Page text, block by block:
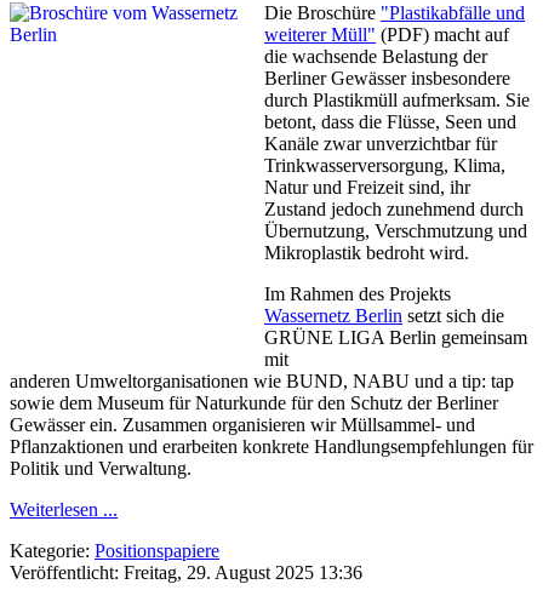
Die Broschüre "Plastikabfälle und
weiterer Müll" (PDF) macht auf
die wachsende Belastung der
Berliner Gewässer insbesondere
durch Plastikmüll aufmerksam. Sie
betont, dass die Flüsse, Seen und
Kanäle zwar unverzichtbar für
Trinkwasserversorgung, Klima,
Natur und Freizeit sind, ihr
Zustand jedoch zunehmend durch
Übernutzung, Verschmutzung und
Mikroplastik bedroht wird.
Im Rahmen des Projekts
Wassernetz Berlin setzt sich die
GRÜNE LIGA Berlin gemeinsam
mit
anderen Umweltorganisationen wie BUND, NABU und a tip: tap
sowie dem Museum für Naturkunde für den Schutz der Berliner
Gewässer ein. Zusammen organisieren wir Müllsammel- und
Pflanzaktionen und erarbeiten konkrete Handlungsempfehlungen für
Politik und Verwaltung.
Weiterlesen ...
Kategorie: Positionspapiere
Veröffentlicht: Freitag, 29. August 2025 13:36